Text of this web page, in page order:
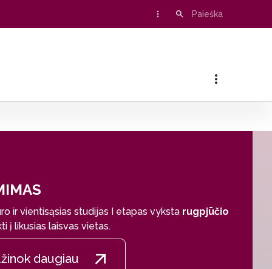
ir vientisąsias studijas I etapas vyksta rugpjūčio
į likusias laisvas vietas.
daugiau